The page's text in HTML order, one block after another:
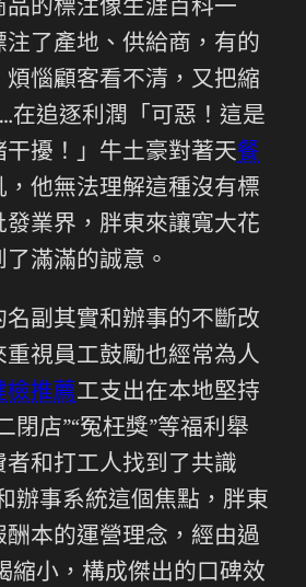
品的標注像生涯百科一
了產地、供給商，有的
煩惱顧客看不清，又把縮
在追逐利潤「可惡！這是
干擾！」牛土豪對著天餐
，他無法理解這種沒有標
業界，胖東來讓寬大花
滿滿的誠意。
名副其實和辦事的不斷改
視員工鼓勵也經常為人
檢推薦工支出在本地堅持
閉店”“冤枉獎”等福利舉
者和打工人找到了共識
辦事系統這個焦點，胖東
酬本的運營理念，經由過
縮小，構成傑出的口碑效